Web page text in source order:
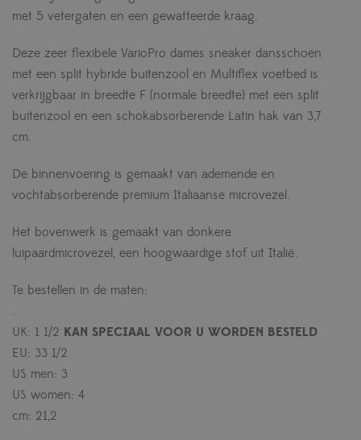
met 5 vetergaten en een gewatteerde kraag.
Deze zeer flexibele VarioPro dames sneaker dansschoen
met een split hybride buitenzool en Multiflex voetbed is
verkrijgbaar in breedte F (normale breedte) met een split
buitenzool en een schokabsorberende Latin hak van 3,7
cm.
De binnenvoering is gemaakt van ademende en
vochtabsorberende premium Italiaanse microvezel.
Het bovenwerk is gemaakt van donkere
luipaardmicrovezel, een hoogwaardige stof uit Italië.
Te bestellen in de maten:
.
UK: 1 1/2 KAN SPECIAAL VOOR U WORDEN BESTELD
EU: 33 1/2
US men: 3
US women: 4
cm: 21,2
.